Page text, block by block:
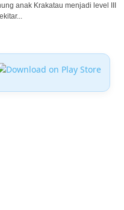
anak Krakatau menjadi level III